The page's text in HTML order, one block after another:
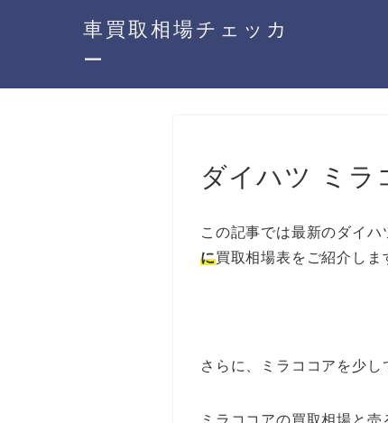
車買取相場チェッカ
ー
ダイハツ ミラ
この記事では最新のダイ
に買取相場表をご紹介しま
さらに、ミラココアを少し
ミラココアの買取相場と